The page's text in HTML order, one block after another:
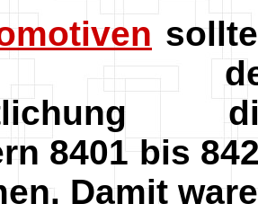
8401 bis
Damit